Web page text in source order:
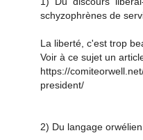
schyzophrènes de
La liberté, c'est trop
Voir à ce sujet un
https://
president/
2) Du langage